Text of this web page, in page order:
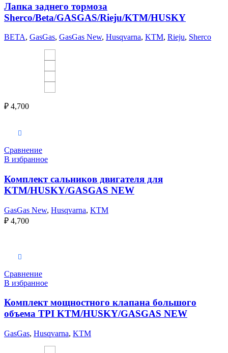
Лапка заднего тормоза
Sherco/Beta/GASGAS/Rieju/KTM/HUSKY
BETA, GasGas, GasGas New, Husqvarna, KTM, Rieju, Sherco
₽ 4,700
Сравнение
В избранное
Комплект сальников двигателя для
KTM/HUSKY/GASGAS NEW
GasGas New, Husqvarna, KTM
₽ 4,700
Сравнение
В избранное
Комплект мощностного клапана большого
объема TPI KTM/HUSKY/GASGAS NEW
GasGas, Husqvarna, KTM